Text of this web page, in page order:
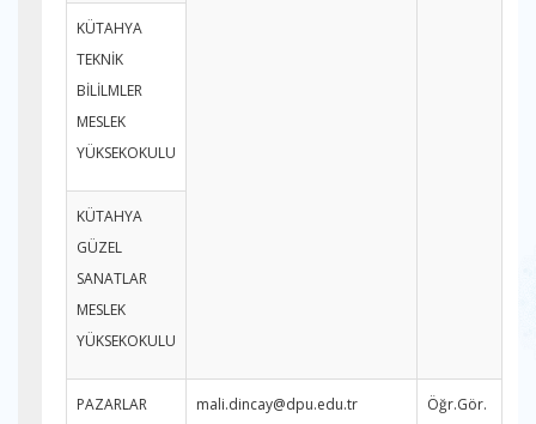
KÜTAHYA
TEKNİK
BİLİLMLER
MESLEK
YÜKSEKOKULU
KÜTAHYA
GÜZEL
SANATLAR
MESLEK
YÜKSEKOKULU
PAZARLAR
mali.dincay@dpu.edu.tr
Öğr.Gör.